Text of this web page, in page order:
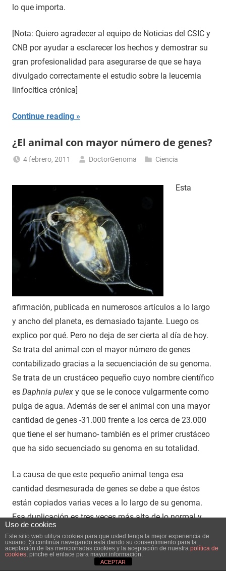
lo que importa.
[Nota: Quiero agradecer al equipo de Noticias del CSIC y
CNB por ayudar a esclarecer los hechos y demostrar su
gran profesionalidad para asegurarse de que se haya
divulgado correctamente el estudio sobre la leucemia
linfocítica crónica]
Continue reading
¿El animal con mayor número de genes?
4 febrero, 2011 DoctorGenoma Ciencia
Esta
afirmación, publicada en numerosos artículos a lo largo
y ancho del planeta, es demasiado tajante. Luego os
explico por qué. Pero no deja de ser cierta al día de hoy.
Se trata del animal con el mayor número de genes
contabilizado gracias a la secuenciación de su genoma.
Se trata de un crustáceo pequeño cuyo nombre científico
es Daphnia pulex y que se le conoce vulgarmente como
pulga de agua. Además de ser el animal con una mayor
cantidad de genes -31.000 frente a los cerca de 23.000
que tiene el ser humano- también es el primer crustáceo
que ha sido secuenciado su genoma en su totalidad.
La causa de que este pequeño animal tenga esa
cantidad desmesurada de genes se debe a que éstos
están copiados varias veces a lo largo de su genoma.
Esa duplicación es tres veces más alta de lo normal y
genoma.
Existe una web asociada a la investigación genómica
Uso de cookies
Este sitio web utiliza cookies para que usted tenga la mejor experiencia de
usuario. Si continúa navegando está dando su consentimiento para la
aceptación de las mencionadas cookies y la aceptación de nuestra política de
cookies, pinche el enlace para mayor información.
ACEPTAR